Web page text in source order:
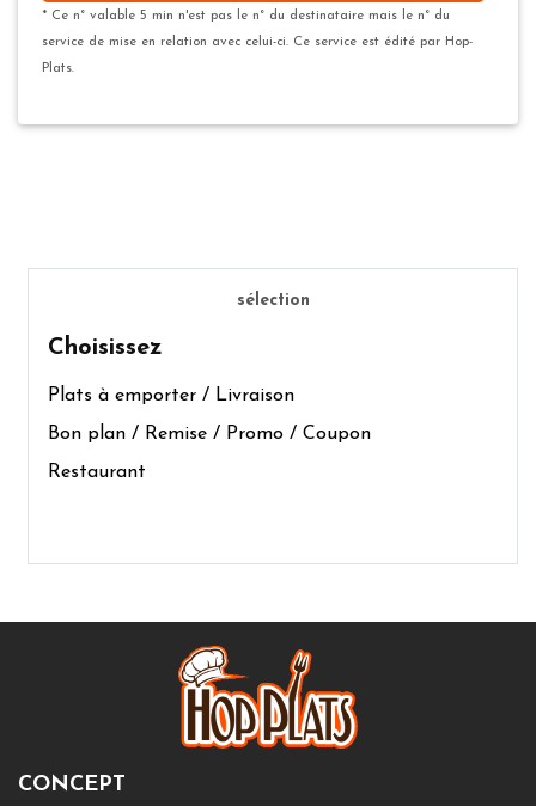
* Ce n° valable 5 min n'est pas le n° du destinataire mais le n° du
service de mise en relation avec celui-ci. Ce service est édité par Hop-
Plats.
sélection
Choisissez
Plats à emporter / Livraison
Bon plan / Remise / Promo / Coupon
Restaurant
CONCEPT